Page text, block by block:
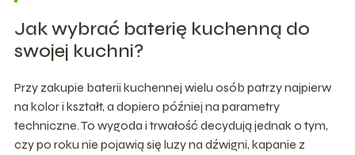
Jak wybrać baterię kuchenną do
swojej kuchni?
Przy zakupie baterii kuchennej wielu osób patrzy najpierw
na kolor i kształt, a dopiero później na parametry
techniczne. To wygoda i trwałość decydują jednak o tym,
czy po roku nie pojawią się luzy na dźwigni, kapanie z